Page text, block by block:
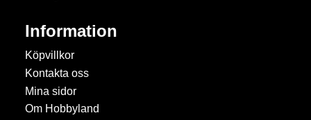
Information
Köpvillkor
Kontakta oss
Mina sidor
Om Hobbyland